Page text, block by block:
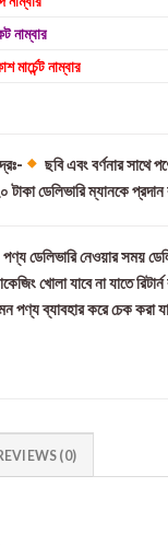
নাম্বার
মার্চেন্ট নাম্বার
ছবি এবং বর্ণনার সাথে
টাকা ডেলিভারি ম্যানকে প্রদান
পণ্য ডেলিভারি নেওয়ার সময়
খোলা যাবে না যাতে
পণ্য ব্যাবহার করে চেক করা
(0)